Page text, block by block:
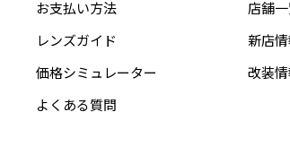
お支払い方法
レンズガイド
価格シミュレーター
よくある質問
店舗
新店
改装